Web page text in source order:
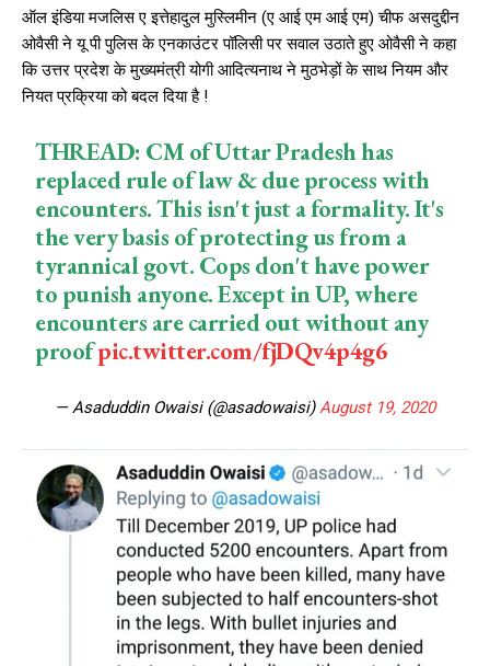
ऑल इंडिया मजलिस ए इत्तेहादुल मुस्लिमीन (ए आई एम आई एम) चीफ असदुद्दीन
ओवैसी ने यू पी पुलिस के एनकाउंटर पॉलिसी पर सवाल उठाते हुए ओवैसी ने कहा
कि उत्तर प्रदेश के मुख्यमंत्री योगी आदित्यनाथ ने मुठभेड़ों के साथ नियम और
नियत प्रक्रिया को बदल दिया है !
THREAD: CM of Uttar Pradesh has
replaced rule of law & due process with
encounters. This isn't just a formality. It's
the very basis of protecting us from a
tyrannical govt. Cops don't have power
to punish anyone. Except in UP, where
encounters are carried out without any
proofpic.twitter.com/fjDQv4p4g6
— Asaduddin Owaisi (@asadowaisi)August 19, 2020